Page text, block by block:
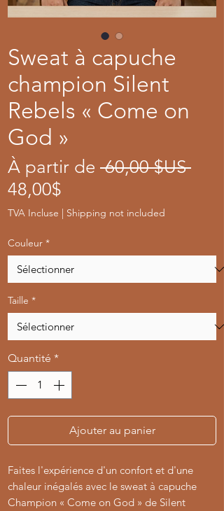
Sweat à capuche
champion Silent
Rebels « Come on
God »
À partir de 60,00 $US Prix
48,00$
promotionnel
TVA Incluse | Shipping not included
Couleur *
Taille *
Quantité *
Ajouter au panier
Faites l'expérience d'un confort et d'une
chaleur inégalés avec le sweat à capuche
Champion « Come on God » de Silent